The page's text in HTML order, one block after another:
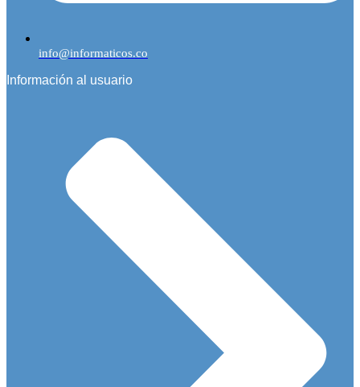
info@informaticos.co
Información al usuario